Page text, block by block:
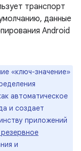
транспорт
данные
Android
«ключ-значение»
автоматическое
и создает
приложений
и